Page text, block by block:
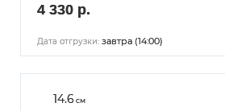
4 330 р.
Дата отгрузки: завтра (14:00)
14.6 см